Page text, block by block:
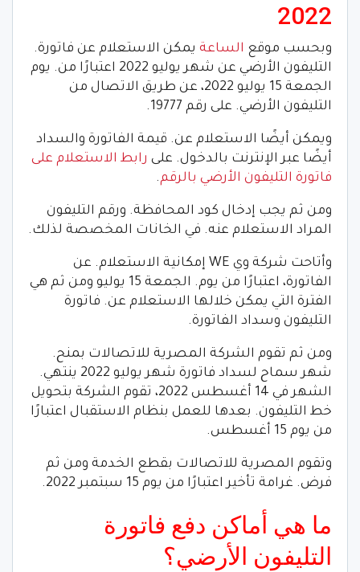
2022
وبحسب موقع الساعة يمكن الاستعلام عن فاتورة.
التليفون الأرضي عن شهر يوليو 2022 اعتبارًا من. يوم
الجمعة 15 يوليو 2022، عن طريق الاتصال من
التليفون الأرضي. على رقم 19777.
ويمكن أيضًا الاستعلام عن. قيمة الفاتورة والسداد
أيضًا عبر الإنترنت بالدخول. على رابط الاستعلام على
فاتورة التليفون الأرضي بالرقم.
ومن ثم يجب إدخال كود المحافظة. ورقم التليفون
المراد الاستعلام عنه. في الخانات المخصصة لذلك.
وأتاحت شركة وي WE إمكانية الاستعلام. عن
الفاتورة، اعتبارًا من يوم. الجمعة 15 يوليو ومن ثم هي
الفترة التي يمكن خلالها الاستعلام عن. فاتورة
التليفون وسداد الفاتورة.
ومن ثم تقوم الشركة المصرية للاتصالات بمنح.
شهر سماح لسداد فاتورة شهر يوليو 2022 ينتهي.
الشهر في 14 أغسطس 2022، تقوم الشركة بتحويل
خط التليفون. بعدها للعمل بنظام الاستقبال اعتبارًا
من يوم 15 أغسطس.
وتقوم المصرية للاتصالات بقطع الخدمة ومن ثم
فرض. غرامة تأخير اعتبارًا من يوم 15 سبتمبر 2022.
ما هي أماكن دفع فاتورة
التليفون الأرضي؟